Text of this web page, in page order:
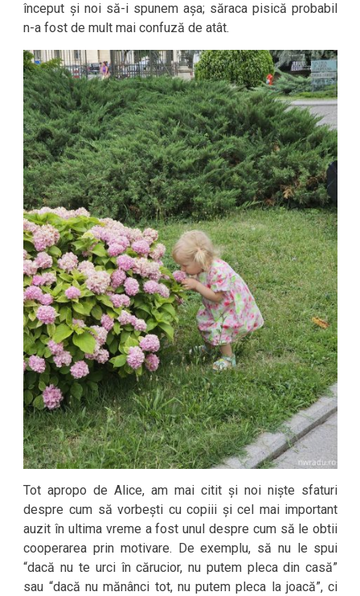
început și noi să-i spunem așa; săraca pisică probabil
n-a fost de mult mai confuză de atât.
Tot apropo de Alice, am mai citit și noi niște sfaturi
despre cum să vorbești cu copiii și cel mai important
auzit în ultima vreme a fost unul despre cum să le obtii
cooperarea prin motivare. De exemplu, să nu le spui
“dacă nu te urci în cărucior, nu putem pleca din casă”
sau “dacă nu mănânci tot, nu putem pleca la joacă”, ci